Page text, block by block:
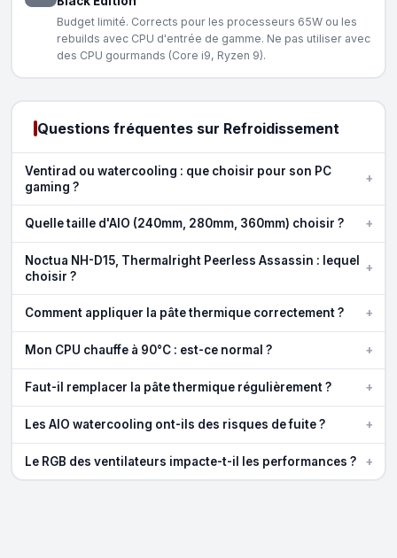
Budget limité. Corrects pour les processeurs 65W ou les
rebuilds avec CPU d'entrée de gamme. Ne pas utiliser avec
des CPU gourmands (Core i9, Ryzen 9).
Questions fréquentes sur Refroidissement
Ventirad ou watercooling : que choisir pour son PC
gaming ?
+
Quelle taille d'AIO (240mm, 280mm, 360mm) choisir ? +
Noctua NH-D15, Thermalright Peerless Assassin : lequel
choisir ?
+
Comment appliquer la pâte thermique correctement ? +
Mon CPU chauffe à 90°C : est-ce normal ? +
Faut-il remplacer la pâte thermique régulièrement ? +
Les AIO watercooling ont-ils des risques de fuite ? +
Le RGB des ventilateurs impacte-t-il les performances ? +